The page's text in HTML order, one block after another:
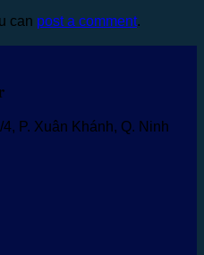
can post a comment.
P. Xuân Khánh, Q. Ninh